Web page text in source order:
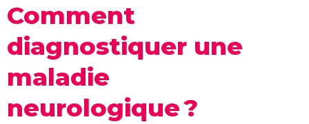
Comment
diagnostiquer une
maladie
neurologique ?